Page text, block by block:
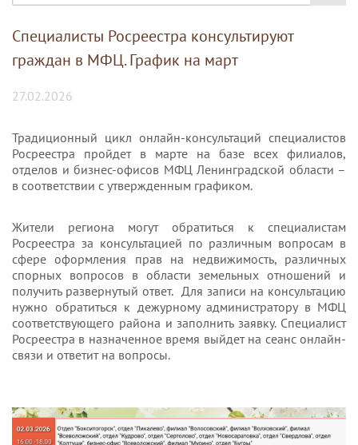
Специалисты Росреестра консультируют
граждан в МФЦ. График на март
27.02.2026
Традиционный цикл онлайн-консультаций специалистов
Росреестра пройдет в марте на базе всех филиалов,
отделов и бизнес-офисов МФЦ Ленинградской области –
в соответствии с утвержденным графиком.
Жители региона могут обратиться к специалистам
Росреестра за консультацией по различным вопросам в
сфере оформления прав на недвижимость, различных
спорных вопросов в области земельных отношений и
получить развернутый ответ. Для записи на консультацию
нужно обратиться к дежурному администратору в МФЦ
соответствующего района и заполнить заявку. Специалист
Росреестра в назначенное время выйдет на сеанс онлайн-
связи и ответит на вопросы.